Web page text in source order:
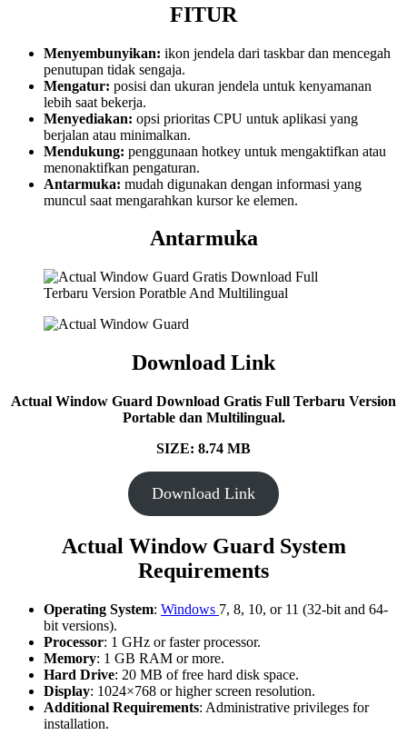
FITUR
Menyembunyikan: ikon jendela dari taskbar dan mencegah
penutupan tidak sengaja.
Mengatur: posisi dan ukuran jendela untuk kenyamanan
lebih saat bekerja.
Menyediakan: opsi prioritas CPU untuk aplikasi yang
berjalan atau minimalkan.
Mendukung: penggunaan hotkey untuk mengaktifkan atau
menonaktifkan pengaturan.
Antarmuka: mudah digunakan dengan informasi yang
muncul saat mengarahkan kursor ke elemen.
Antarmuka
Download Link
Actual Window Guard Download Gratis Full Terbaru Version
Portable dan Multilingual.
SIZE: 8.74 MB
Download Link
Actual Window Guard System
Requirements
Operating System: Windows 7, 8, 10, or 11 (32-bit and 64-
bit versions).
Processor: 1 GHz or faster processor.
Memory: 1 GB RAM or more.
Hard Drive: 20 MB of free hard disk space.
Display: 1024×768 or higher screen resolution.
Additional Requirements: Administrative privileges for
installation.